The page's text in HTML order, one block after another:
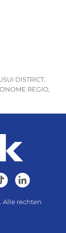
DISTRICT,
REGIO,
Alle rechten